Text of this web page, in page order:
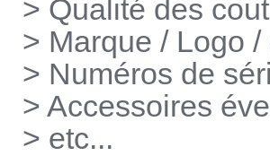
> Qualité des
> Marque / Logo
> Numéros de
> Accessoires
> etc...